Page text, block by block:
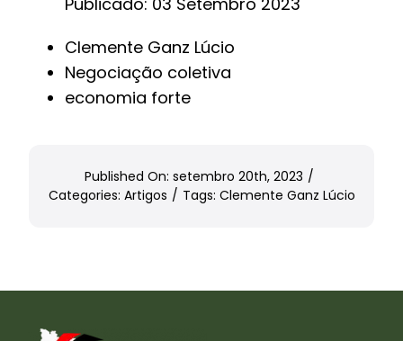
Clemente Ganz Lúcio
Negociação coletiva
economia forte
Published On: setembro 20th, 2023 /
Categories: Artigos / Tags: Clemente Ganz Lúcio